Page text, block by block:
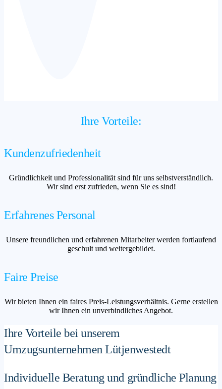
Ihre Vorteile:
Kundenzufriedenheit
Gründlichkeit und Professionalität sind für uns selbstverständlich.
Wir sind erst zufrieden, wenn Sie es sind!
Erfahrenes Personal
Unsere freundlichen und erfahrenen Mitarbeiter werden fortlaufend
geschult und weitergebildet.
Faire Preise
Wir bieten Ihnen ein faires Preis-Leistungsverhältnis. Gerne erstellen
wir Ihnen ein unverbindliches Angebot.
Ihre Vorteile bei unserem
Umzugsunternehmen Lütjenwestedt
Individuelle Beratung und gründliche Planung